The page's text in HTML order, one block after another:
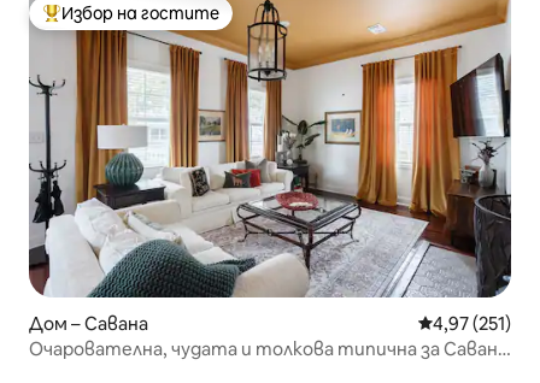
Най-популярен избор на гостите
Избор на гостите
Дом – Савана Средна
4,97 (251)
Очарователна, чудата и толкова типична за Савана